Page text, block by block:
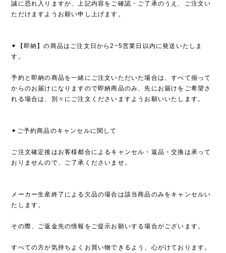
誠に恐れ入りますが、上記内容をご確認・ご了承のうえ、ご注文い
ただけますようお願い申し上げます。
✦【即納】の商品はご注文日から2~5営業日以内に発送いたしま
す。
予約と即納の商品を一緒にご注文いただいた場合は、すべて揃って
からのお届けになりますので即納商品のみ、先にお届けをご希望さ
れる場合は、別々にご注文くださいますようお願いいたします。
✦ご予約商品のキャンセルに関して
ご注文確定後はお客様都合によるキャンセル・返品・交換は承って
おりませんので、ご了承くださいませ。
メーカー生産終了による欠品の場合は該当商品のみをキャンセルい
たします。
その際、ご返金先の情報をご提示お願いする場合がございます。
すべての方が気持ちよくお買い物できるよう、心がけております。